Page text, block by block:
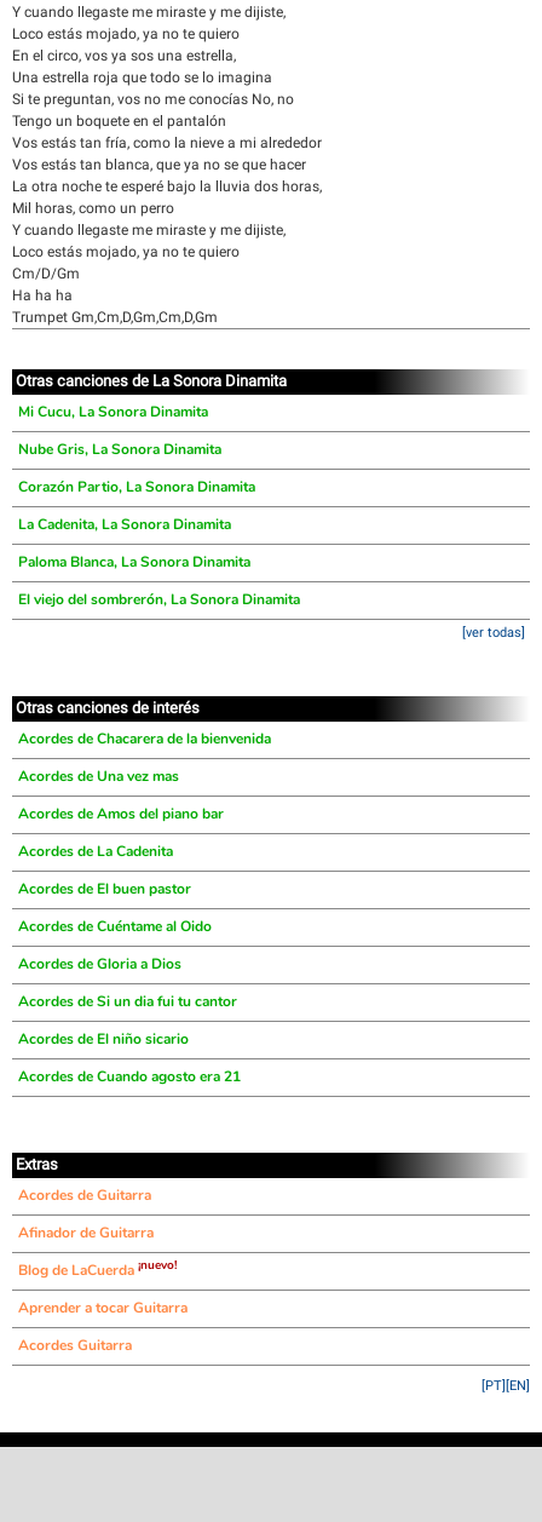
Y cuando llegaste me miraste y me dijiste,
Loco estás mojado, ya no te quiero
En el circo, vos ya sos una estrella,
Una estrella roja que todo se lo imagina
Si te preguntan, vos no me conocías No, no
Tengo un boquete en el pantalón
Vos estás tan fría, como la nieve a mi alrededor
Vos estás tan blanca, que ya no se que hacer
La otra noche te esperé bajo la lluvia dos horas,
Mil horas, como un perro
Y cuando llegaste me miraste y me dijiste,
Loco estás mojado, ya no te quiero
Cm/D/Gm
Ha ha ha
Trumpet Gm,Cm,D,Gm,Cm,D,Gm
Otras canciones de La Sonora Dinamita
Mi Cucu, La Sonora Dinamita
Nube Gris, La Sonora Dinamita
Corazón Partio, La Sonora Dinamita
La Cadenita, La Sonora Dinamita
Paloma Blanca, La Sonora Dinamita
El viejo del sombrerón, La Sonora Dinamita
[ver todas]
Otras canciones de interés
Acordes de Chacarera de la bienvenida
Acordes de Una vez mas
Acordes de Amos del piano bar
Acordes de La Cadenita
Acordes de El buen pastor
Acordes de Cuéntame al Oido
Acordes de Gloria a Dios
Acordes de Si un dia fui tu cantor
Acordes de El niño sicario
Acordes de Cuando agosto era 21
Extras
Acordes de Guitarra
Afinador de Guitarra
Blog de LaCuerda ¡nuevo!
Aprender a tocar Guitarra
Acordes Guitarra
[EN]
[PT]